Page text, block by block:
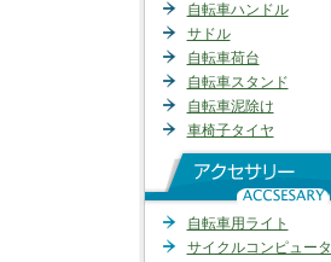
自転車ハンドル
サドル
自転車荷台
自転車スタンド
自転車泥除け
車椅子タイヤ
自転車用ライト
サイクルコンピュータ